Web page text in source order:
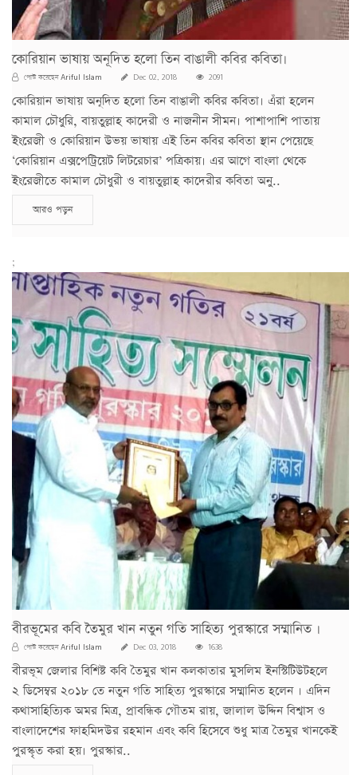
কোরিয়ান ভাষায় অনূদিত হলো তিন বাঙালী কবির কবিতা।
পোস্ট করেছেনAriful Islam Dec 02, 2018 2091
কোরিয়ান ভাষায় অনূদিত হলো তিন বাঙালী কবির কবিতা। এঁরা হলেন
কামাল চৌধুরি, বায়তুল্লাহ কাদেরী ও নাজনীন সীমন। পাশাপাশি পাতায়
ইংরেজী ও কোরিয়ান উভয় ভাষায় এই তিন কবির কবিতা স্থান পেয়েছে
‘কোরিয়ান এক্সপেট্রিয়েট লিটরেচার’ পত্রিকায়। এর আগে বাংলা থেকে
ইংরেজীতে কামাল চৌধুরী ও বায়তুল্লাহ কাদেরীর কবিতা অনু..
আরও পড়ুন
;
বীরভূমের কবি তৈমুর খান নতুন গতি সাহিত্য পুরস্কারে সম্মানিত ।
পোস্ট করেছেনAriful Islam Dec 03, 2018 1638
বীরভূম জেলার বিশিষ্ট কবি তৈমুর খান কলকাতার মুসলিম ইনস্টিটিউটহলে
২ ডিসেম্বর ২০১৮ তে নতুন গতি সাহিত্য পুরস্কারে সম্মানিত হলেন । এদিন
কথাসাহিত্যিক অমর মিত্র, প্রাবন্ধিক গৌতম রায়, জালাল উদ্দিন বিশ্বাস ও
বাংলাদেশের ফাহমিদউর রহমান এবং কবি হিসেবে শুধু মাত্র তৈমুর খানকেই
পুরস্কৃত করা হয়। পুরস্কার..